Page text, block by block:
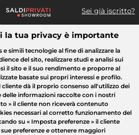
Sei già iscritto?
Casa Bellezza Elettrodomestici
la tua privacy è importante
simili tecnologie al fine di analizzare la
del sito, realizzare studi e analisi sui
il sito e il suo rendimento e proporre al
basate sui propri interessi e profilo.
cliente dà il proprio consenso all'utilizzo dei
delle informazioni raccolte con i nostri
» il cliente non riceverà contenuto
necessari al corretto funzionamento del
su « Imposta preferenze » il cliente
preferenze e ottenere maggiori